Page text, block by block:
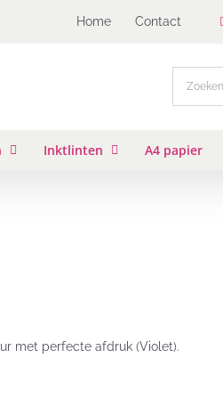
Home Contact
Inktlinten A4 papier
met perfecte afdruk (Violet).